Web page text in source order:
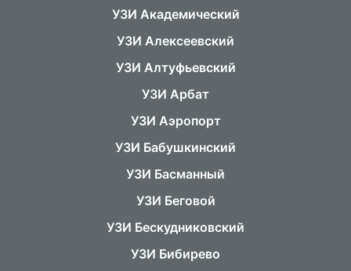
УЗИ Академический
УЗИ Алексеевский
УЗИ Алтуфьевский
УЗИ Арбат
УЗИ Аэропорт
УЗИ Бабушкинский
УЗИ Басманный
УЗИ Беговой
УЗИ Бескудниковский
УЗИ Бибирево